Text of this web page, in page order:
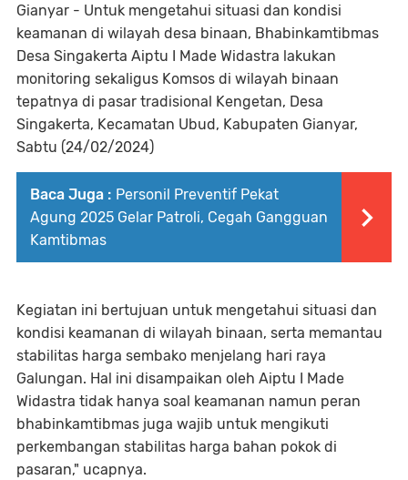
Gianyar - Untuk mengetahui situasi dan kondisi
keamanan di wilayah desa binaan, Bhabinkamtibmas
Desa Singakerta Aiptu I Made Widastra lakukan
monitoring sekaligus Komsos di wilayah binaan
tepatnya di pasar tradisional Kengetan, Desa
Singakerta, Kecamatan Ubud, Kabupaten Gianyar,
Sabtu (24/02/2024)
Baca Juga : Personil Preventif Pekat
Agung 2025 Gelar Patroli, Cegah Gangguan
Kamtibmas
Kegiatan ini bertujuan untuk mengetahui situasi dan
kondisi keamanan di wilayah binaan, serta memantau
stabilitas harga sembako menjelang hari raya
Galungan. Hal ini disampaikan oleh Aiptu I Made
Widastra tidak hanya soal keamanan namun peran
bhabinkamtibmas juga wajib untuk mengikuti
perkembangan stabilitas harga bahan pokok di
pasaran," ucapnya.